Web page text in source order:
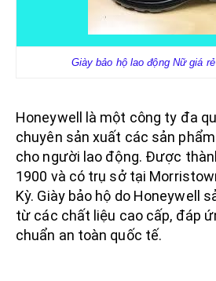
Giày bảo hộ lao động Nữ giá
Honeywell là một công ty đa
chuyên sản xuất các sản
cho người lao động. Được
1900 và có trụ sở tại
Kỳ. Giày bảo hộ do Honeywell
từ các chất liệu cao cấp, đáp
chuẩn an toàn quốc tế.